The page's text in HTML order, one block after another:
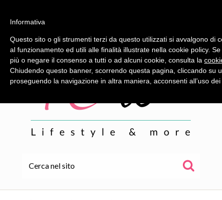
Informativa
Questo sito o gli strumenti terzi da questo utilizzati si avvalgono di
al funzionamento ed utili alle finalità illustrate nella cookie policy.
più o negare il consenso a tutti o ad alcuni cookie, consulta la
Chiudendo questo banner, scorrendo questa pagina, cliccando su
proseguendo la navigazione in altra maniera, acconsenti all’uso